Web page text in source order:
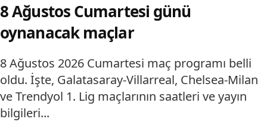
8 Ağustos Cumartesi günü
oynanacak maçlar
8 Ağustos 2026 Cumartesi maç programı belli
oldu. İşte, Galatasaray-Villarreal, Chelsea-Milan
ve Trendyol 1. Lig maçlarının saatleri ve yayın
bilgileri...